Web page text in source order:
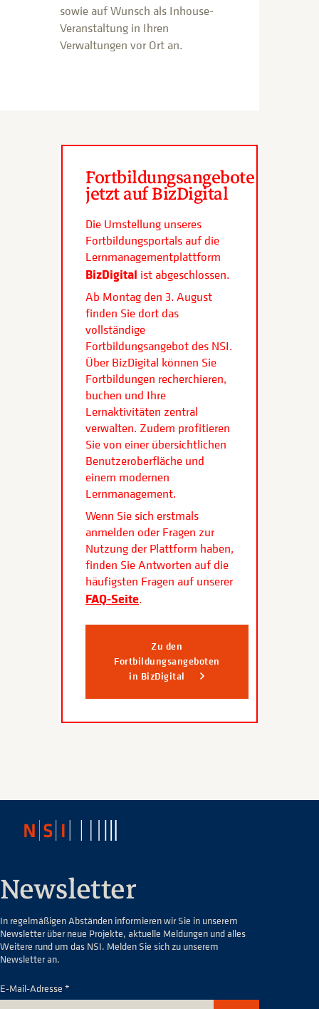
sowie auf Wunsch als Inhouse-
Veranstaltung in Ihren
Verwaltungen vor Ort an.
Fortbildungsangebote
jetzt auf BizDigital
Die Umstellung unseres
Fortbildungsportals auf die
Lernmanagementplattform
BizDigital ist abgeschlossen.
Ab Montag den 3. August
finden Sie dort das
vollständige
Fortbildungsangebot des NSI.
Über BizDigital können Sie
Fortbildungen recherchieren,
buchen und Ihre
Lernaktivitäten zentral
verwalten. Zudem profitieren
Sie von einer übersichtlichen
Benutzeroberfläche und
einem modernen
Lernmanagement.
Wenn Sie sich erstmals
anmelden oder Fragen zur
Nutzung der Plattform haben,
finden Sie Antworten auf die
häufigsten Fragen auf unserer
FAQ-Seite.
Zu den
Fortbildungsangeboten
in BizDigital
Newsletter
In regelmäßigen Abständen informieren wir Sie in unserem
Newsletter über neue Projekte, aktuelle Meldungen und alles
Weitere rund um das NSI. Melden Sie sich zu unserem
Newsletter an.
E-Mail-Adresse *